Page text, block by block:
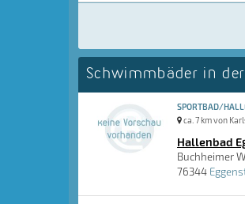
Schwimmbäder in
SPORTBAD/
ca. 7 km von
Hallenbad
Buchheimer
76344